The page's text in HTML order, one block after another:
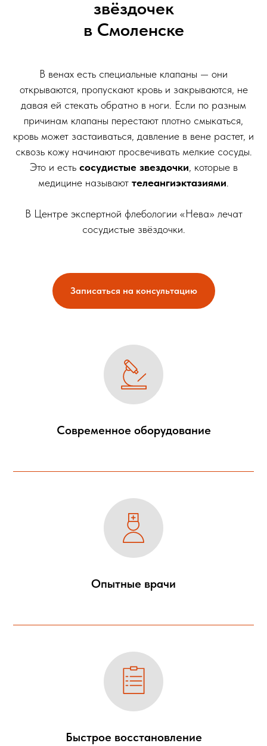
звёздочек
в Смоленске
В венах есть специальные клапаны — они
открываются, пропускают кровь и закрываются, не
давая ей стекать обратно в ноги. Если по разным
причинам клапаны перестают плотно смыкаться,
кровь может застаиваться, давление в вене растет, и
сквозь кожу начинают просвечивать мелкие сосуды.
Это и есть сосудистые звездочки, которые в
медицине называют телеангиэктазиями.
В Центре экспертной флебологии «Нева» лечат
сосудистые звёздочки.
Записаться на консультацию
Современное оборудование
Опытные врачи
Быстрое восстановление